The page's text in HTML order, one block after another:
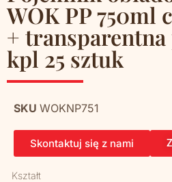
WOK PP 750ml
+
kpl 25 sztuk
SKU WOKNP751
Skontaktuj się z nami
Kształt